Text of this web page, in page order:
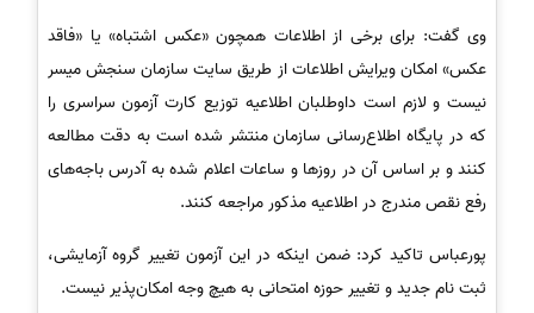
وی گفت: برای برخی از اطلاعات همچون «عکس اشتباه» یا «فاقد
عکس» امکان ویرایش اطلاعات از طریق سایت سازمان سنجش میسر
نیست و لازم است داوطلبان اطلاعیه توزیع کارت آزمون سراسری را
که در پایگاه اطلاع‌رسانی سازمان منتشر شده است به دقت مطالعه
کنند و بر اساس آن در روزها و ساعات اعلام شده به آدرس باجه‌های
رفع نقص مندرج در اطلاعیه مذکور مراجعه کنند.
پورعباس تاکید کرد: ضمن اینکه در این آزمون تغییر گروه آزمایشی،
ثبت نام جدید و تغییر حوزه امتحانی به هیچ وجه امکان‌پذیر نیست.